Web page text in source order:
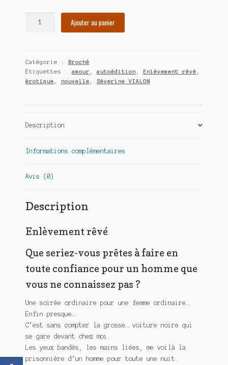
Meurtre sous couverture
Mon Compte
Sans retour
Sauver ou périr
Une baffe et ça repart
Ajouter au panier
Catégorie : Broché
Étiquettes : amour , autoédition , Enlèvement rêvé ,
érotique , nouvelle , Séverine VIALON
Description
Informations complémentaires
Avis (0)
Description
Enlèvement rêvé
Que seriez-vous prêtes à faire en
toute confiance pour un homme que
vous ne connaissez pas ?
Une soirée ordinaire pour une femme ordinaire…
Enfin presque…
C’est sans compter la grosse… voiture noire qui
se gare devant chez moi.
Les yeux bandés, les mains liées, me voilà la
prisonnière d’un homme pour toute une nuit.